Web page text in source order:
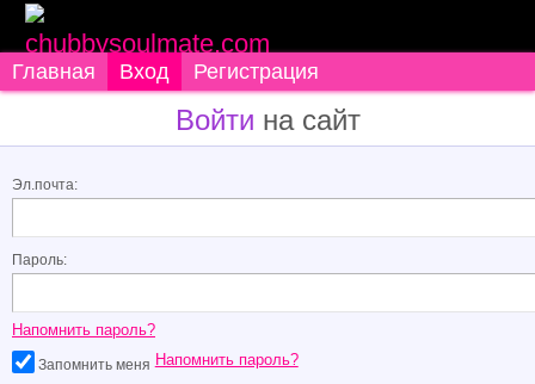
Главная Вход Регистрация
Войти на сайт
Эл.почта:
Пароль:
Напомнить пароль?
Запомнить меня Напомнить пароль?